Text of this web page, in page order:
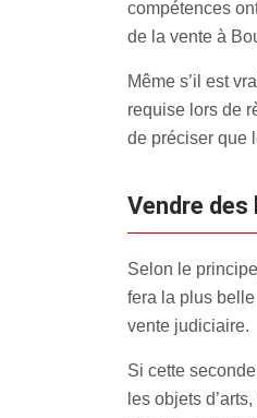
compétences
de la vente à
Même s’il est
requise lors de
de préciser que
Vendre
Selon le
fera la plus
vente judiciaire.
Si cette
les objets